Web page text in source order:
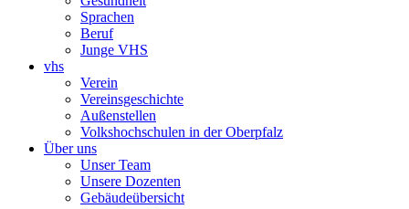
Sprachen
Beruf
Junge VHS
vhs
Verein
Vereinsgeschichte
Außenstellen
Volkshochschulen in der Oberpfalz
Über uns
Unser Team
Unsere Dozenten
Gebäudeübersicht